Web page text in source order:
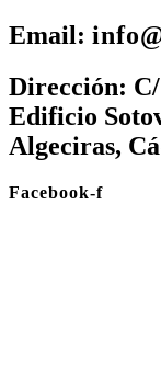
Email:
Dirección:
Edificio
Algeciras,
Facebook-f